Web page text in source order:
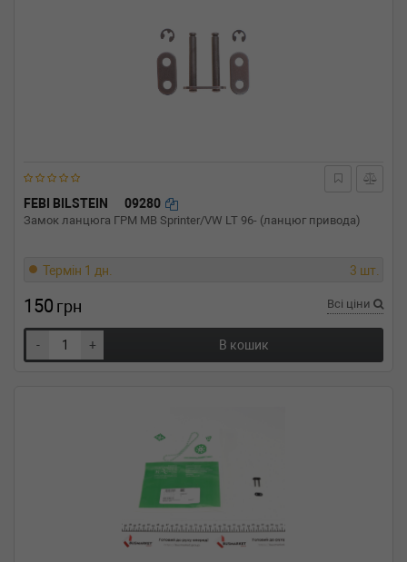
FEBI BILSTEIN 09280
Замок ланцюга ГРМ MB Sprinter/VW LT 96- (ланцюг привода)
Термін 1 дн. 3 шт.
150 грн Всі ціни
- + В кошик